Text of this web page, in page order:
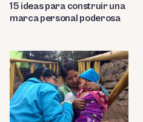
15 ideas para construir una
marca personal poderosa